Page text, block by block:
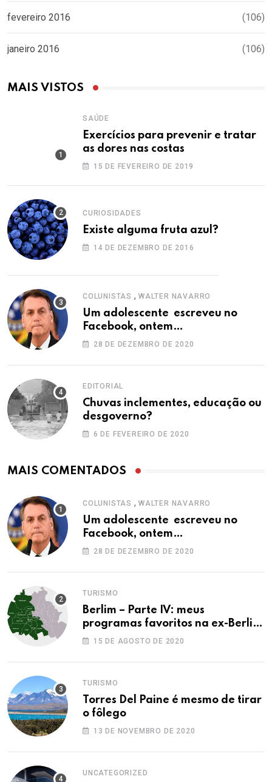
fevereiro 2016 (106)
janeiro 2016 (106)
MAIS VISTOS
SAÚDE
Exercícios para prevenir e tratar
as dores nas costas
15 DE FEVEREIRO DE 2019
CURIOSIDADES
Existe alguma fruta azul?
14 DE DEZEMBRO DE 2016
COLUNISTAS , WALTER NAVARRO
Um adolescente escreveu no
Facebook, ontem…
28 DE DEZEMBRO DE 2020
EDITORIAL
Chuvas inclementes, educação ou
desgoverno?
6 DE FEVEREIRO DE 2020
MAIS COMENTADOS
COLUNISTAS , WALTER NAVARRO
Um adolescente escreveu no
Facebook, ontem…
28 DE DEZEMBRO DE 2020
TURISMO
Berlim – Parte IV: meus
programas favoritos na ex-Berlim
Ocidental
15 DE AGOSTO DE 2020
TURISMO
Torres Del Paine é mesmo de tirar
o fôlego
13 DE NOVEMBRO DE 2020
UNCATEGORIZED